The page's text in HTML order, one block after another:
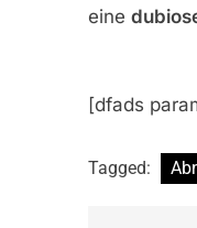
eine
[dfads
Tagged: